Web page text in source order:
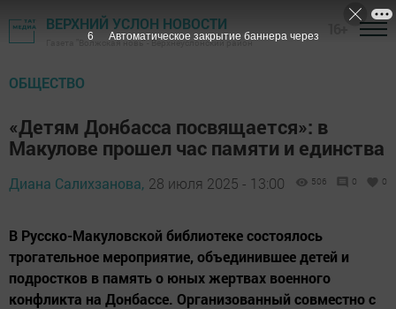
ВЕРХНИЙ УСЛОН НОВОСТИ
Газета "Волжская новь" - Верхнеуслонский район
ОБЩЕСТВО
«Детям Донбасса посвящается»: в
Макулове прошел час памяти и единства
Диана Салихзанова, 28 июля 2025 - 13:00 506 0 0
В Русско-Макуловской библиотеке состоялось
трогательное мероприятие, объединившее детей и
подростков в память о юных жертвах военного
конфликта на Донбассе. Организованный совместно с
5 Автоматическое закрытие баннера через